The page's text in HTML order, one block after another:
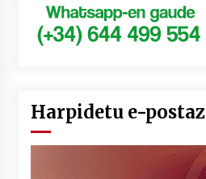
Harpidetu e-postaz